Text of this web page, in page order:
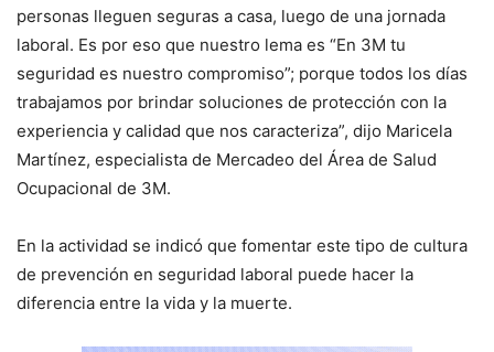
personas lleguen seguras a casa, luego de una jornada
laboral. Es por eso que nuestro lema es “En 3M tu
seguridad es nuestro compromiso”; porque todos los días
trabajamos por brindar soluciones de protección con la
experiencia y calidad que nos caracteriza”, dijo Maricela
Martínez, especialista de Mercadeo del Área de Salud
Ocupacional de 3M.
En la actividad se indicó que fomentar este tipo de cultura
de prevención en seguridad laboral puede hacer la
diferencia entre la vida y la muerte.